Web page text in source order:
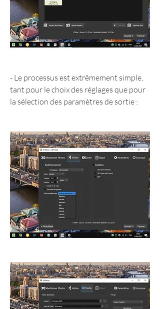
- Le processus est extrêmement simple,
tant pour le choix des réglages que pour
la sélection des paramètres de sortie :